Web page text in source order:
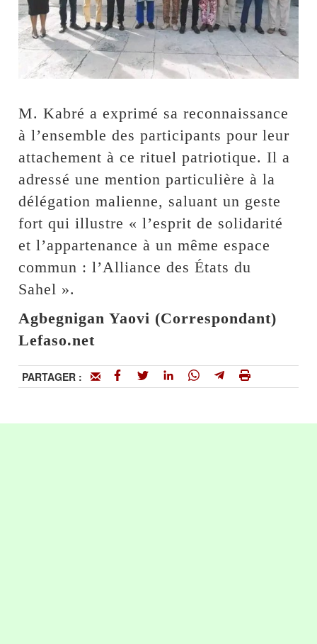
M. Kabré a exprimé sa reconnaissance
à l’ensemble des participants pour leur
attachement à ce rituel patriotique. Il a
adressé une mention particulière à la
délégation malienne, saluant un geste
fort qui illustre « l’esprit de solidarité
et l’appartenance à un même espace
commun : l’Alliance des États du
Sahel ».
Agbegnigan Yaovi (Correspondant)
Lefaso.net
PARTAGER :